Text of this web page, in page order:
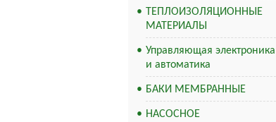
ТЕПЛОИЗОЛЯЦИОННЫЕ
МАТЕРИАЛЫ
Управляющая электроника
и автоматика
БАКИ МЕМБРАННЫЕ
НАСОСНОЕ